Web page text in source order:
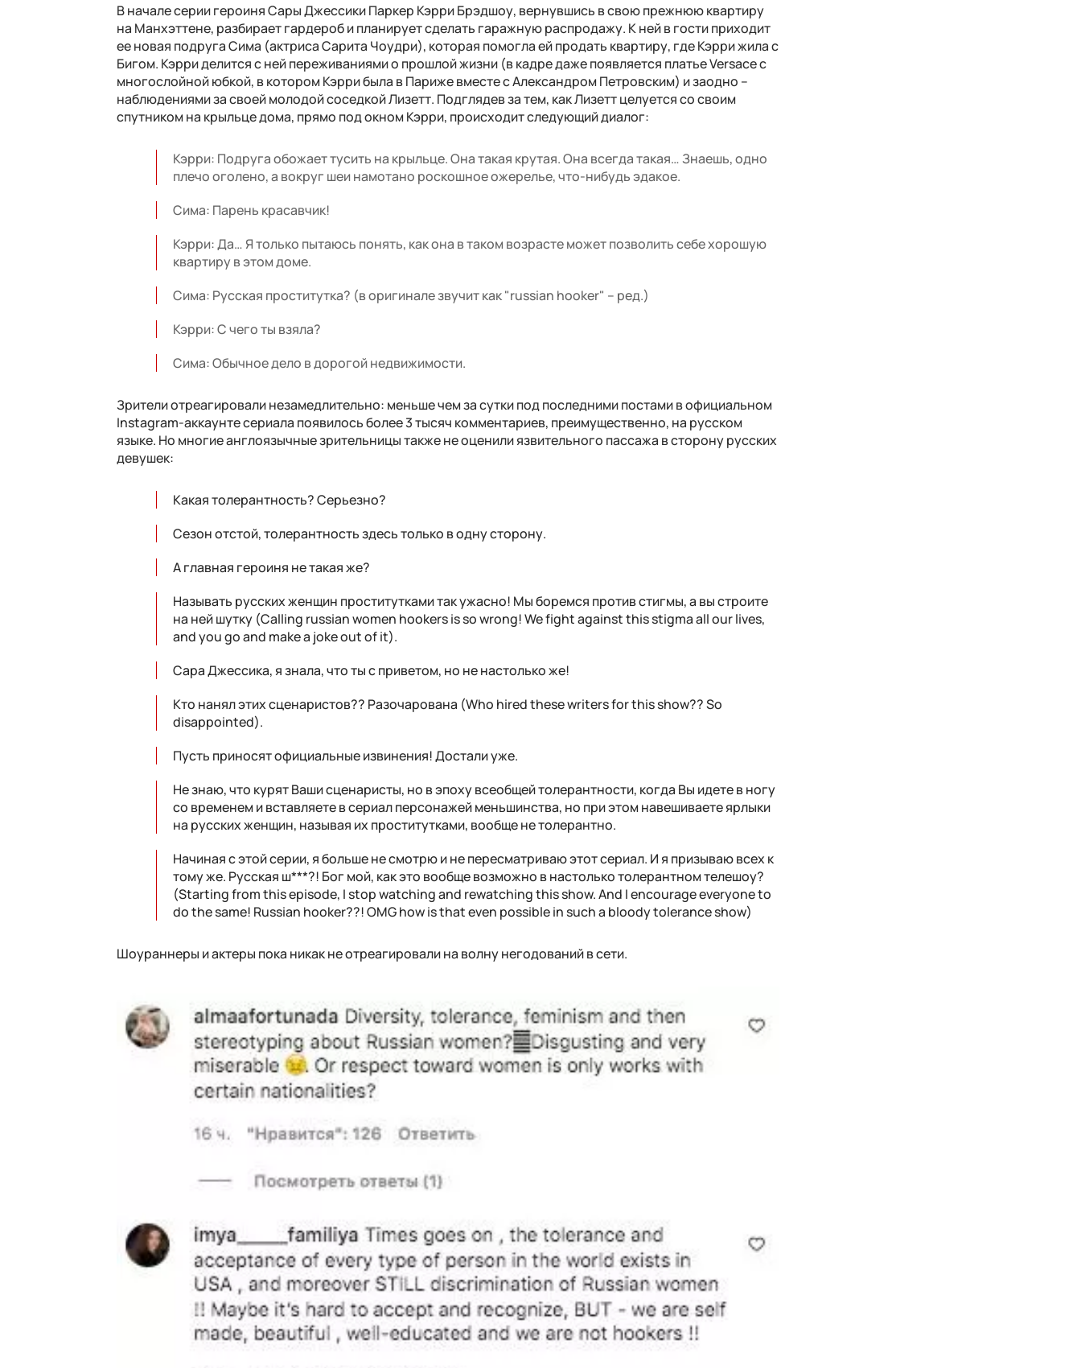
В начале серии героиня Сары Джессики Паркер Кэрри Брэдшоу, вернувшись в свою прежнюю квартиру
на Манхэттене, разбирает гардероб и планирует сделать гаражную распродажу. К ней в гости приходит
ее новая подруга Сима (актриса Сарита Чоудри), которая помогла ей продать квартиру, где Кэрри жила с
Бигом. Кэрри делится с ней переживаниями о прошлой жизни (в кадре даже появляется платье Versace с
многослойной юбкой, в котором Кэрри была в Париже вместе с Александром Петровским) и заодно –
наблюдениями за своей молодой соседкой Лизетт. Подглядев за тем, как Лизетт целуется со своим
спутником на крыльце дома, прямо под окном Кэрри, происходит следующий диалог:
Кэрри: Подруга обожает тусить на крыльце. Она такая крутая. Она всегда такая… Знаешь, одно
плечо оголено, а вокруг шеи намотано роскошное ожерелье, что-нибудь эдакое.
Сима: Парень красавчик!
Кэрри: Да… Я только пытаюсь понять, как она в таком возрасте может позволить себе хорошую
квартиру в этом доме.
Сима: Русская проститутка? (в оригинале звучит как "russian hooker" – ред.)
Кэрри: С чего ты взяла?
Сима: Обычное дело в дорогой недвижимости.
Зрители отреагировали незамедлительно: меньше чем за сутки под последними постами в официальном
Instagram-аккаунте сериала появилось более 3 тысяч комментариев, преимущественно, на русском
языке. Но многие англоязычные зрительницы также не оценили язвительного пассажа в сторону русских
девушек:
Какая толерантность? Серьезно?
Сезон отстой, толерантность здесь только в одну сторону.
А главная героиня не такая же?
Называть русских женщин проститутками так ужасно! Мы боремся против стигмы, а вы строите
на ней шутку (Calling russian women hookers is so wrong! We fight against this stigma all our lives,
and you go and make a joke out of it).
Сара Джессика, я знала, что ты с приветом, но не настолько же!
Кто нанял этих сценаристов?? Разочарована (Who hired these writers for this show?? So
disappointed).
Пусть приносят официальные извинения! Достали уже.
Не знаю, что курят Ваши сценаристы, но в эпоху всеобщей толерантности, когда Вы идете в ногу
со временем и вставляете в сериал персонажей меньшинства, но при этом навешиваете ярлыки
на русских женщин, называя их проститутками, вообще не толерантно.
Начиная с этой серии, я больше не смотрю и не пересматриваю этот сериал. И я призываю всех к
тому же. Русская ш***?! Бог мой, как это вообще возможно в настолько толерантном телешоу?
(Starting from this episode, I stop watching and rewatching this show. And I encourage everyone to
do the same! Russian hooker??! OMG how is that even possible in such a bloody tolerance show)
Шоураннеры и актеры пока никак не отреагировали на волну негодований в сети.